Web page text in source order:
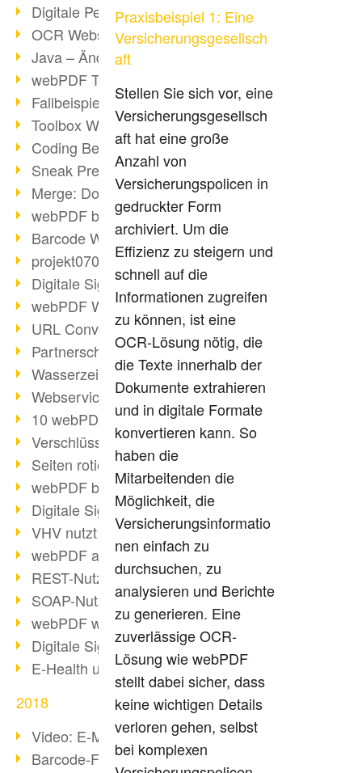
Digitale Personalakte bei REMONDIS
OCR Webservice
Java – Änderungen der Bedingungen
webPDF Toolbox Description
Fallbeispiel: Fusion von Archiven
Toolbox WebService Extraction
Coding Beispiel: Annotationen
Sneak Preview des webPDF Portals
Merge: Dokumente zusammenfügen
webPDF bei Infoniqa
Barcode Webservice
projekt0708 & webPDF
Digitale Signaturen - Teil 3
webPDF Webservices Signature
URL Converter mit wsclient
Partnerschaft mit d.vinci
Wasserzeichen per wsclient
Webservice via Ant-Task Bibliothek
10 webPDF Vorteile für Entwickler
Verschlüsselung mit wsclient
Seiten rotieren mit wsclient
webPDF bei Würth Finance
Digitale Signaturen - Teil 2
VHV nutzt webPDF Preview
webPDF als Docker-Container
REST-Nutzung mit webPDF wsclient
SOAP-Nutzung mit webPDF wsclient
webPDF wsclient für Java
Digitale Signaturen - Teil 1
E-Health und Digitalisierung
2018
Video: E-Mails in PDF konvertieren
Barcode-Formate im Überblick
Praxisbeispiel 1: Eine
Versicherungsgesellsch
aft
Stellen Sie sich vor, eine
Versicherungsgesellsch
aft hat eine große
Anzahl von
Versicherungspolicen in
gedruckter Form
archiviert. Um die
Effizienz zu steigern und
schnell auf die
Informationen zugreifen
zu können, ist eine
OCR-Lösung nötig, die
die Texte innerhalb der
Dokumente extrahieren
und in digitale Formate
konvertieren kann. So
haben die
Mitarbeitenden die
Möglichkeit, die
Versicherungsinformatio
nen einfach zu
durchsuchen, zu
analysieren und Berichte
zu generieren. Eine
zuverlässige OCR-
Lösung wie webPDF
stellt dabei sicher, dass
keine wichtigen Details
verloren gehen, selbst
bei komplexen